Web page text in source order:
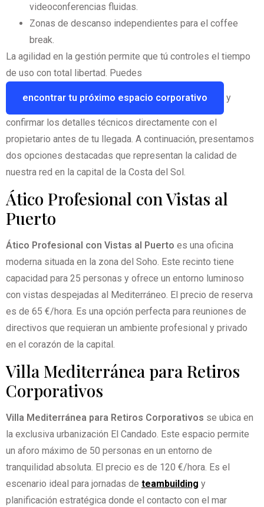
videoconferencias fluidas.
Zonas de descanso independientes para el coffee
break.
La agilidad en la gestión permite que tú controles el tiempo
de uso con total libertad. Puedes
encontrar tu próximo espacio corporativo y
confirmar los detalles técnicos directamente con el
propietario antes de tu llegada. A continuación, presentamos
dos opciones destacadas que representan la calidad de
nuestra red en la capital de la Costa del Sol.
Ático Profesional con Vistas al
Puerto
Ático Profesional con Vistas al Puerto es una oficina
moderna situada en la zona del Soho. Este recinto tiene
capacidad para 25 personas y ofrece un entorno luminoso
con vistas despejadas al Mediterráneo. El precio de reserva
es de 65 €/hora. Es una opción perfecta para reuniones de
directivos que requieran un ambiente profesional y privado
en el corazón de la capital.
Villa Mediterránea para Retiros
Corporativos
Villa Mediterránea para Retiros Corporativos se ubica en
la exclusiva urbanización El Candado. Este espacio permite
un aforo máximo de 50 personas en un entorno de
tranquilidad absoluta. El precio es de 120 €/hora. Es el
escenario ideal para jornadas de teambuilding y
planificación estratégica donde el contacto con el mar